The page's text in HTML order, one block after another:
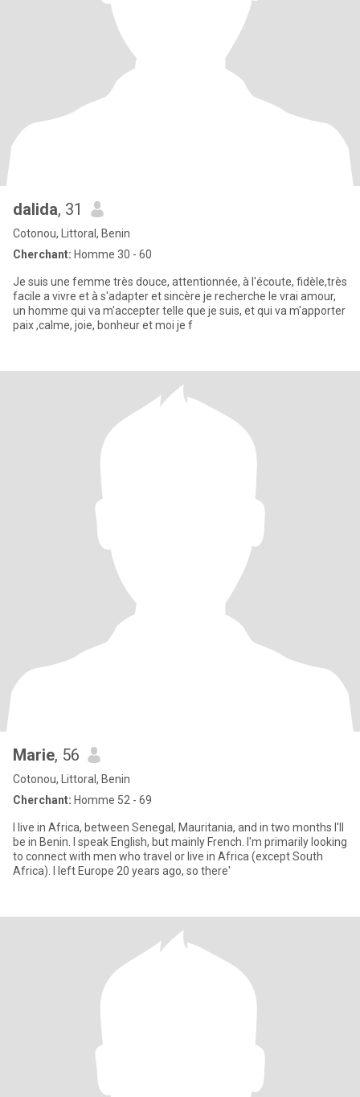
dalida, 31
Cotonou, Littoral, Benin
Cherchant: Homme 30 - 60
Je suis une femme très douce, attentionnée, à l'écoute, fidèle,très
facile a vivre et à s'adapter et sincère je recherche le vrai amour,
un homme qui va m'accepter telle que je suis, et qui va m'apporter
paix ,calme, joie, bonheur et moi je f
Marie, 56
Cotonou, Littoral, Benin
Cherchant: Homme 52 - 69
I live in Africa, between Senegal, Mauritania, and in two months I'll
be in Benin. I speak English, but mainly French. I'm primarily looking
to connect with men who travel or live in Africa (except South
Africa). I left Europe 20 years ago, so there'